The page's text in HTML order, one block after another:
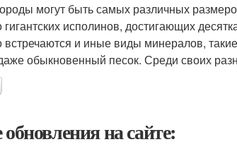
могут быть самых различных
исполинов, достигающих
и иные виды минералов,
обыкновенный песок. Среди своих
на сайте: